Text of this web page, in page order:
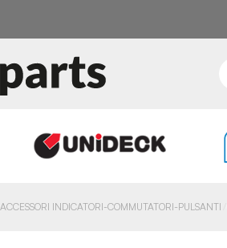
ACCESSORI INDICATORI-COMMUTATORI-PULSANTI